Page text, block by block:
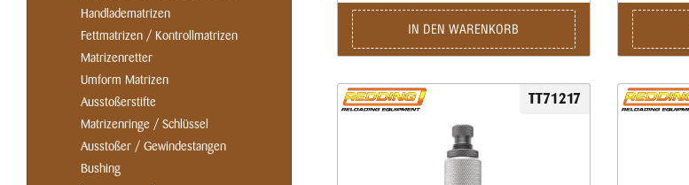
Handladematrizen
Fettmatrizen / Kontrollmatrizen
Matrizenretter
Umform Matrizen
Ausstoßerstifte
Matrizenringe / Schlüssel
Ausstoßer / Gewindestangen
Bushing
IN DEN WARENKORB
TT71217